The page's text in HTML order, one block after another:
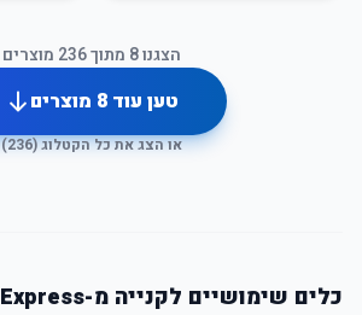
הצגנו8 מתוך236 מוצרים
טען עוד8 מוצרים
או הצג את כל הקטלוג (236
)
כלים שימושיים לקנייה מ-AliExpress